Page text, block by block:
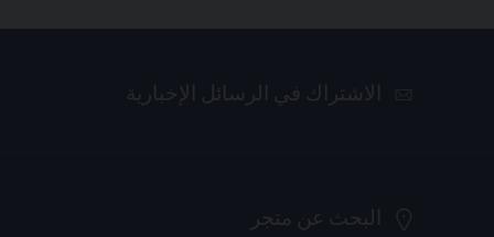
الاشتراك في الرسائل الإخبارية
البحث عن متجر